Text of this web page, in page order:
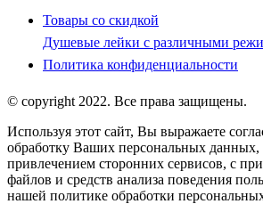
Товары со скидкой
Душевые лейки с различными
Политика конфиденциальности
© copyright 2022. Все права защищены.
Используя этот сайт, Вы выражаете
обработку Ваших персональных данных,
привлечением сторонних сервисов, с
файлов и средств анализа поведения
нашей политике обработки